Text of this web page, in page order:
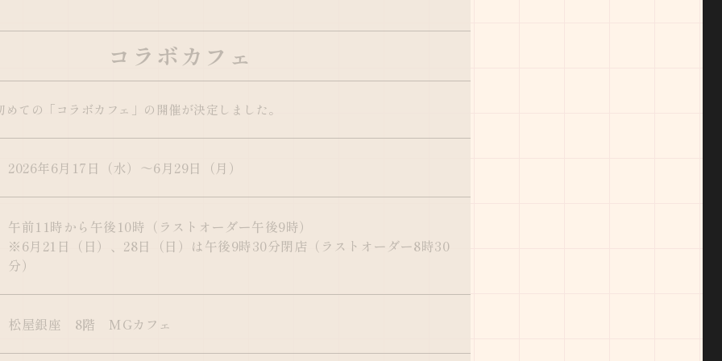
コラボカフェ
ての「コラボカフェ」の開催が決定しました。
2026年6月17日（水）～6月29日（月）
午前11時から午後10時（ラストオーダー午後9時）
※6月21日（日）、28日（日）は午後9時30分閉店（ラストオーダー8時30
分）
松屋銀座 8階 MGカフェ